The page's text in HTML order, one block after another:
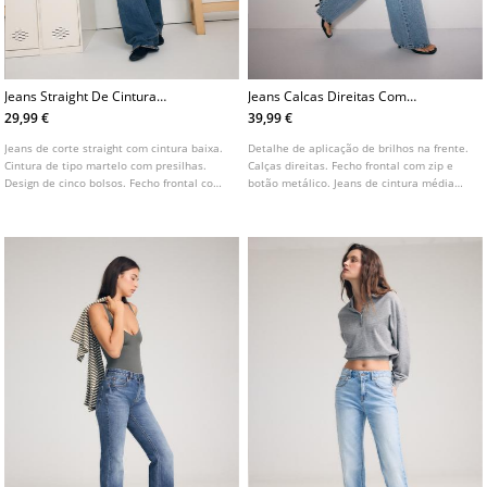
Jeans Straight De Cintura
Baixa
29,99 €
Jeans de corte straight com cintura baixa.
Cintura de tipo martelo com presilhas.
Design de cinco bolsos. Fecho frontal com
Jeans Calcas Direitas Com
Brilho
39,99 €
Detalhe de aplicação de brilhos na frente.
Calças direitas. Fecho frontal com zip e
botão metálico. Jeans de cintura média